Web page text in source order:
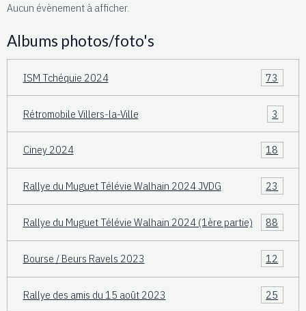
Aucun évènement à afficher.
Albums photos/foto's
ISM Tchéquie 2024 73
Rétromobile Villers-la-Ville 3
Ciney 2024 18
Rallye du Muguet Télévie Walhain 2024 JVDG 23
Rallye du Muguet Télévie Walhain 2024 (1ère partie) 88
Bourse / Beurs Ravels 2023 12
Rallye des amis du 15 août 2023 25